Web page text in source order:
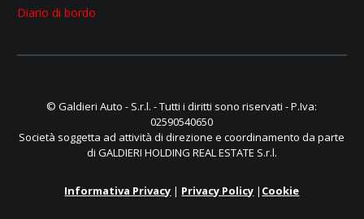
Diario di bordo
© Galdieri Auto - S.r.l. - Tutti i diritti sono riservati - P.Iva:
02590540650
Società soggetta ad attività di direzione e coordinamento da parte
di GALDIERI HOLDING REAL ESTATE S.r.l.
Informativa Privacy | Privacy Policy | Cookie